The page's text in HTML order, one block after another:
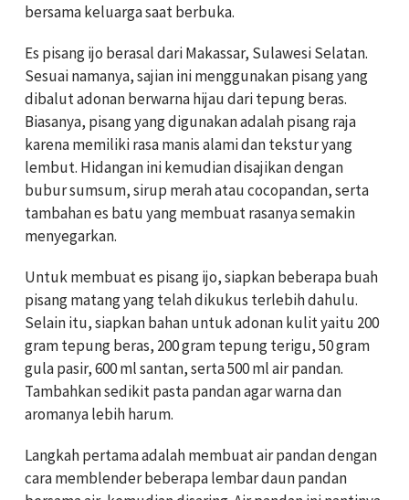
bersama keluarga saat berbuka.
Es pisang ijo berasal dari Makassar, Sulawesi Selatan.
Sesuai namanya, sajian ini menggunakan pisang yang
dibalut adonan berwarna hijau dari tepung beras.
Biasanya, pisang yang digunakan adalah pisang raja
karena memiliki rasa manis alami dan tekstur yang
lembut. Hidangan ini kemudian disajikan dengan
bubur sumsum, sirup merah atau cocopandan, serta
tambahan es batu yang membuat rasanya semakin
menyegarkan.
Untuk membuat es pisang ijo, siapkan beberapa buah
pisang matang yang telah dikukus terlebih dahulu.
Selain itu, siapkan bahan untuk adonan kulit yaitu 200
gram tepung beras, 200 gram tepung terigu, 50 gram
gula pasir, 600 ml santan, serta 500 ml air pandan.
Tambahkan sedikit pasta pandan agar warna dan
aromanya lebih harum.
Langkah pertama adalah membuat air pandan dengan
cara memblender beberapa lembar daun pandan